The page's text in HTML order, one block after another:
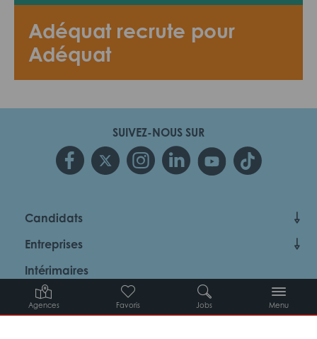
Agences Favoris Jobs Menu
Adéquat recrute pour
Adéquat
SUIVEZ-NOUS SUR
Candidats
Entreprises
Intérimaires
À propos d’Adéquat